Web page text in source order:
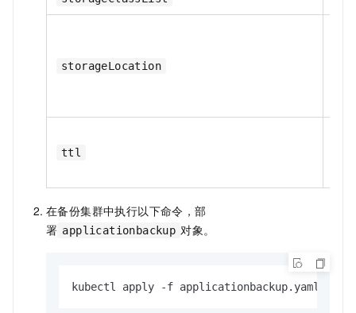
storageLocation
ttl
在备份集群中执行以下命令，部
署 applicationbackup 对象。
kubectl apply -f applicationbackup.yaml